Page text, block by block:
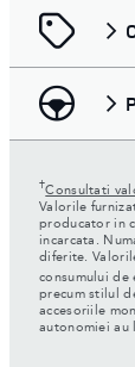
†Consultati
Valorile
producator in
incarcata.
diferite.
consumului de
precum stilul
accesoriile
autonomiei au